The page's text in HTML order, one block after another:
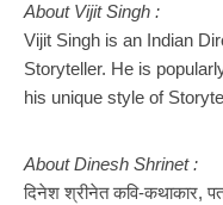
About Vijit Singh :
Vijit Singh is an Indian
Storyteller. He is
his unique style of
About Dinesh Shrinet :
दिनेश श्रीनेत कवि-कथाकार,